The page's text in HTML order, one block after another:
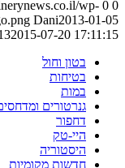
0
0
wp-
Dani2013-01-05
2015-07-20 17:11:15
בטון וחול
בטיחות
במות
גנרטורים
דחפור
היי-טק
היסטוריה
חדשות מקומיות